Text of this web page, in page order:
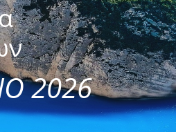
2026